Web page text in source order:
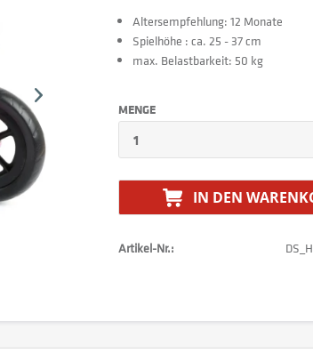
Altersempfehlung: 12 Monate
Spielhöhe : ca. 25 - 37 cm
max. Belastbarkeit: 50 kg
MENGE
IN DEN
Artikel-Nr.: